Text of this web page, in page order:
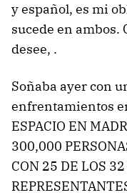
y español, es mi
sucede en ambos.
desee, .
Soñaba ayer con
enfrentamientos
ESPACIO EN
300,000
CON 25 DE LOS